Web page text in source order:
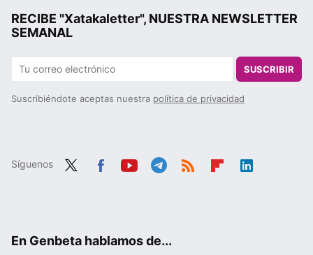
RECIBE "Xatakaletter", NUESTRA NEWSLETTER
SEMANAL
SUSCRIBIR
Suscribiéndote aceptas nuestra política de privacidad
Síguenos
En Genbeta hablamos de...